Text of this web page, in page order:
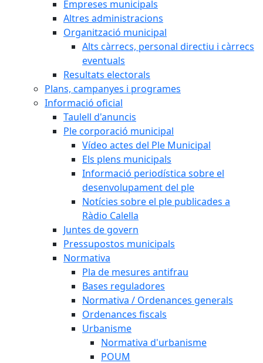
Empreses municipals
Altres administracions
Organització municipal
Alts càrrecs, personal directiu i càrrecs
eventuals
Resultats electorals
Plans, campanyes i programes
Informació oficial
Taulell d'anuncis
Ple corporació municipal
Vídeo actes del Ple Municipal
Els plens municipals
Informació periodística sobre el
desenvolupament del ple
Notícies sobre el ple publicades a
Ràdio Calella
Juntes de govern
Pressupostos municipals
Normativa
Pla de mesures antifrau
Bases reguladores
Normativa / Ordenances generals
Ordenances fiscals
Urbanisme
Normativa d'urbanisme
POUM